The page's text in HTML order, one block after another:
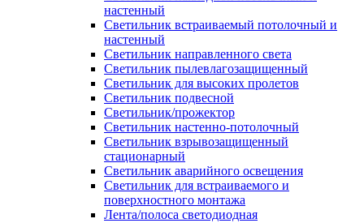
настенный
Светильник встраиваемый потолочный и
настенный
Светильник направленного света
Светильник пылевлагозащищенный
Светильник для высоких пролетов
Светильник подвесной
Светильник/прожектор
Светильник настенно-потолочный
Светильник взрывозащищенный
стационарный
Светильник аварийного освещения
Светильник для встраиваемого и
поверхностного монтажа
Лента/полоса светодиодная